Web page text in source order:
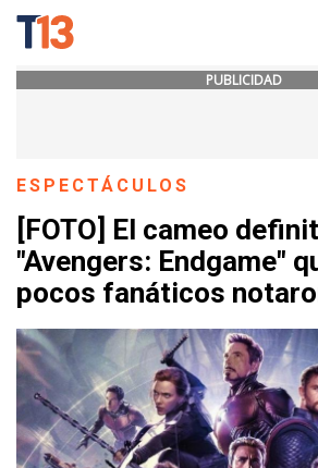
PUBLICIDAD
ESPECTÁCULOS
[FOTO] El cameo
"Avengers: Endgame"
pocos fanáticos